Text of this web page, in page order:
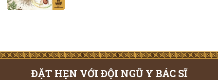
ĐẶT HẸN VỚI ĐỘI NGŨ Y BÁC SĨ